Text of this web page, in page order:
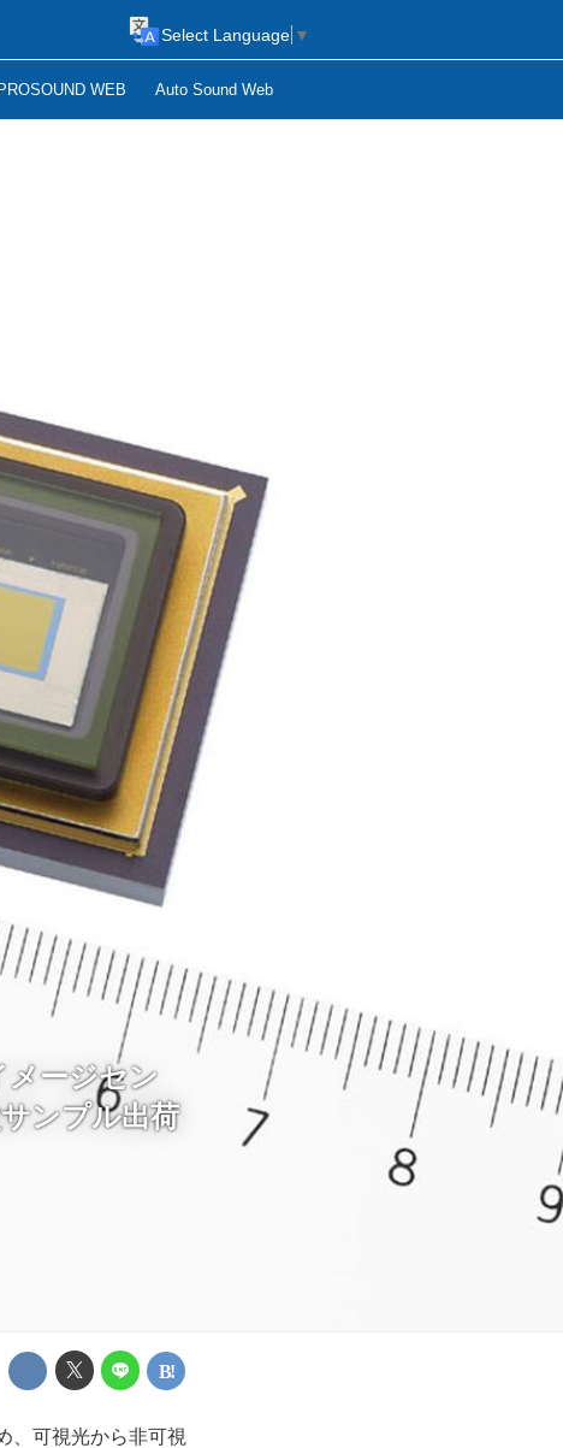
PROSOUND WEB Auto Sound Web
Select Language ▼
メージセン
ンプル出荷
、可視光から非可視